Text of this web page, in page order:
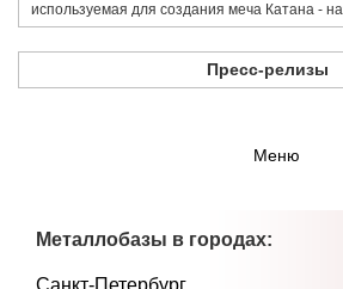
используемая для создания меча Катана -
Пресс-релизы
Меню
Металлобазы в городах:
Санкт-Петербург